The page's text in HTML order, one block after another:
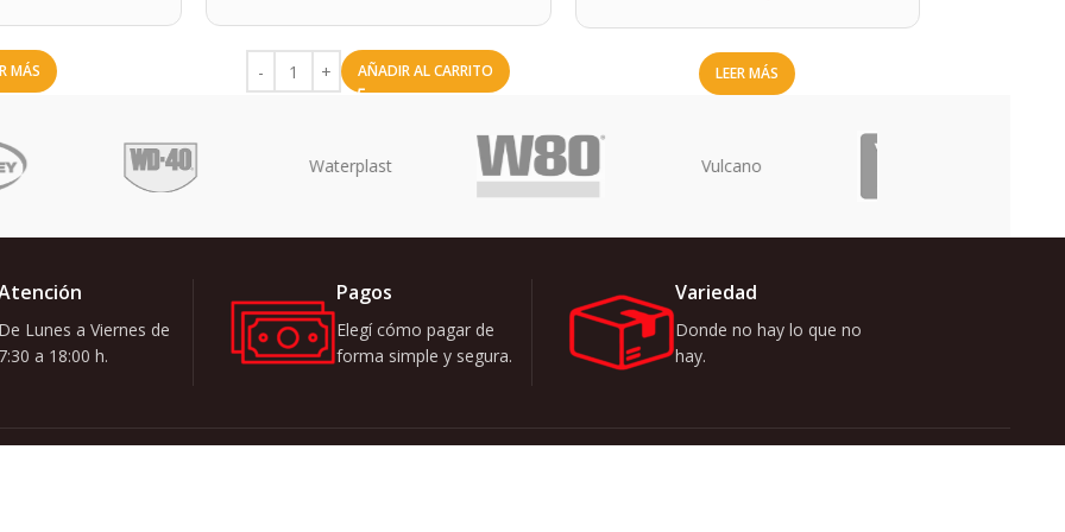
MÁS AÑADIR AL CARRITO LEER MÁS
Uriarte
De Lunes a Viernes de
7:30 a 18:00 h.
Pagos
Elegí cómo pagar de
forma simple y segura.
Variedad
Donde no hay lo que no
hay.